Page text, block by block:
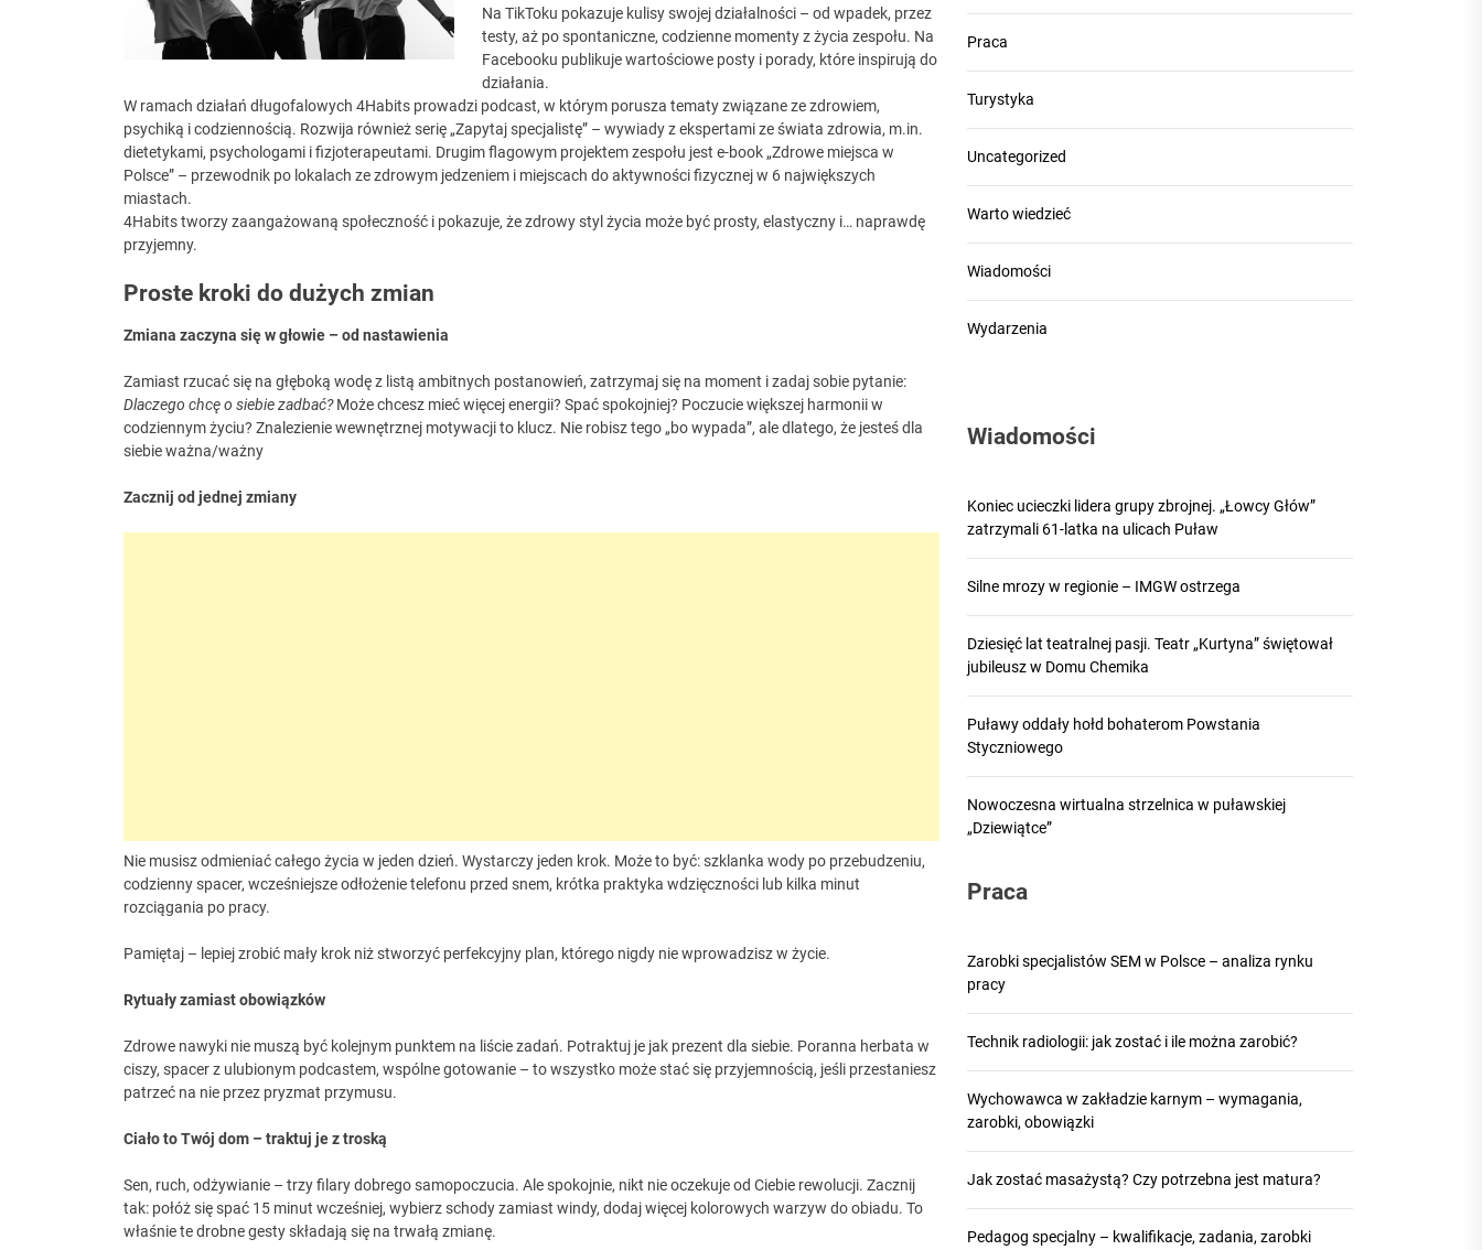
Na TikToku pokazuje kulisy swojej działalności – od wpadek, przez
testy, aż po spontaniczne, codzienne momenty z życia zespołu. Na
Facebooku publikuje wartościowe posty i porady, które inspirują do
działania.
W ramach działań długofalowych 4Habits prowadzi podcast, w którym porusza tematy związane ze zdrowiem,
psychiką i codziennością. Rozwija również serię „Zapytaj specjalistę” – wywiady z ekspertami ze świata zdrowia, m.in.
dietetykami, psychologami i fizjoterapeutami. Drugim flagowym projektem zespołu jest e-book „Zdrowe miejsca w
Polsce” – przewodnik po lokalach ze zdrowym jedzeniem i miejscach do aktywności fizycznej w 6 największych
miastach.
4Habits tworzy zaangażowaną społeczność i pokazuje, że zdrowy styl życia może być prosty, elastyczny i… naprawdę
przyjemny.
Proste kroki do dużych zmian
Zmiana zaczyna się w głowie – od nastawienia
Zamiast rzucać się na głęboką wodę z listą ambitnych postanowień, zatrzymaj się na moment i zadaj sobie pytanie:
Dlaczego chcę o siebie zadbać?Może chcesz mieć więcej energii? Spać spokojniej? Poczucie większej harmonii w
codziennym życiu? Znalezienie wewnętrznej motywacji to klucz. Nie robisz tego „bo wypada”, ale dlatego, że jesteś dla
siebie ważna/ważny
Zacznij od jednej zmiany
Nie musisz odmieniać całego życia w jeden dzień. Wystarczy jeden krok. Może to być: szklanka wody po przebudzeniu,
codzienny spacer, wcześniejsze odłożenie telefonu przed snem, krótka praktyka wdzięczności lub kilka minut
rozciągania po pracy.
Pamiętaj – lepiej zrobić mały krok niż stworzyć perfekcyjny plan, którego nigdy nie wprowadzisz w życie.
Rytuały zamiast obowiązków
Zdrowe nawyki nie muszą być kolejnym punktem na liście zadań. Potraktuj je jak prezent dla siebie. Poranna herbata w
ciszy, spacer z ulubionym podcastem, wspólne gotowanie – to wszystko może stać się przyjemnością, jeśli przestaniesz
patrzeć na nie przez pryzmat przymusu.
Ciało to Twój dom – traktuj je z troską
Sen, ruch, odżywianie – trzy filary dobrego samopoczucia. Ale spokojnie, nikt nie oczekuje od Ciebie rewolucji. Zacznij
tak: połóż się spać 15 minut wcześniej, wybierz schody zamiast windy, dodaj więcej kolorowych warzyw do obiadu. To
właśnie te drobne gesty składają się na trwałą zmianę.
Praca
Turystyka
Uncategorized
Warto wiedzieć
Wiadomości
Wydarzenia
Wiadomości
Koniec ucieczki lidera grupy zbrojnej. „Łowcy Głów”
zatrzymali 61-latka na ulicach Puław
Silne mrozy w regionie – IMGW ostrzega
Dziesięć lat teatralnej pasji. Teatr „Kurtyna” świętował
jubileusz w Domu Chemika
Puławy oddały hołd bohaterom Powstania
Styczniowego
Nowoczesna wirtualna strzelnica w puławskiej
„Dziewiątce”
Praca
Zarobki specjalistów SEM w Polsce – analiza rynku
pracy
Technik radiologii: jak zostać i ile można zarobić?
Wychowawca w zakładzie karnym – wymagania,
zarobki, obowiązki
Jak zostać masażystą? Czy potrzebna jest matura?
Pedagog specjalny – kwalifikacje, zadania, zarobki